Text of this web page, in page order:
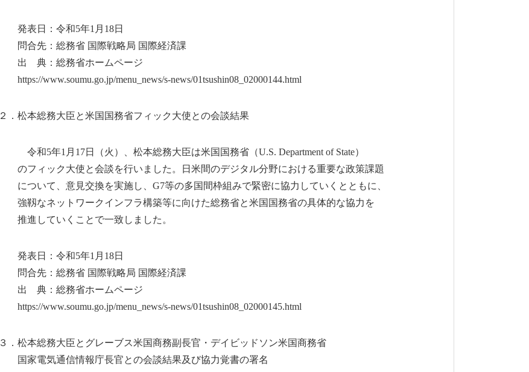
発表日：令和5年1月18日
問合先：総務省 国際戦略局 国際経済課
出 典：総務省ホームページ
https://www.soumu.go.jp/menu_news/s-news/01tsushin08_02000144.html
２．松本総務大臣と米国国務省フィック大使との会談結果
令和5年1月17日（火）、松本総務大臣は米国国務省（U.S. Department of State）
のフィック大使と会談を行いました。日米間のデジタル分野における重要な政策課題
について、意見交換を実施し、G7等の多国間枠組みで緊密に協力していくとともに、
強靱なネットワークインフラ構築等に向けた総務省と米国国務省の具体的な協力を
推進していくことで一致しました。
発表日：令和5年1月18日
問合先：総務省 国際戦略局 国際経済課
出 典：総務省ホームページ
https://www.soumu.go.jp/menu_news/s-news/01tsushin08_02000145.html
３．松本総務大臣とグレーブス米国商務副長官・デイビッドソン米国商務省
国家電気通信情報庁長官との会談結果及び協力覚書の署名